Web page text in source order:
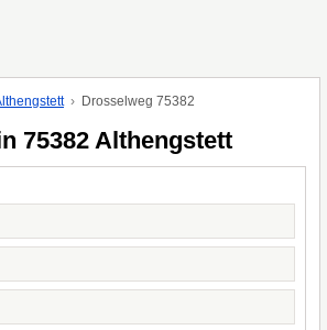
Drosselweg 75382
75382 Althengstett